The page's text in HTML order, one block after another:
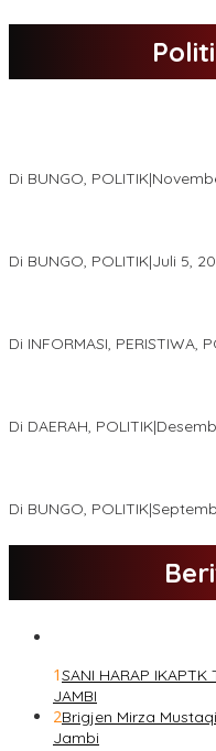
Di BUNGO, POLITIK|
Di BUNGO, POLITIK|Juli 5,
Di INFORMASI, PERISTIWA,
Di DAERAH, POLITIK|
Di BUNGO, POLITIK|
1SANI HARAP IKAPTK
JAMBI
2Brigjen Mirza
Jambi